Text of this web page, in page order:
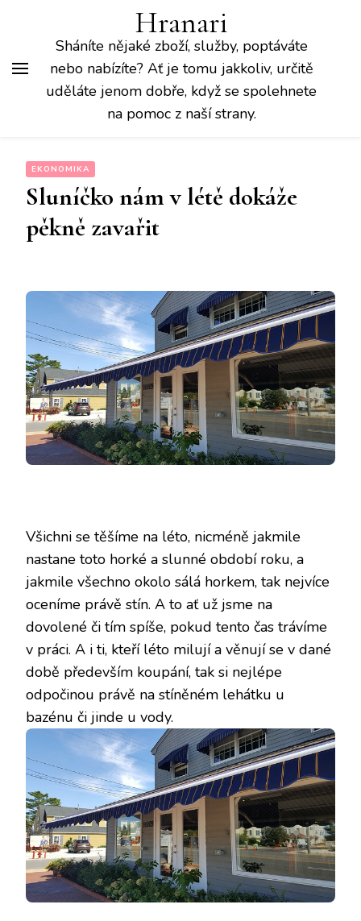
Hranari
Sháníte nějaké zboží, služby, poptáváte
nebo nabízíte? Ať je tomu jakkoliv, určitě
uděláte jenom dobře, když se spolehnete
na pomoc z naší strany.
EKONOMIKA
Sluníčko nám v létě dokáže
pěkně zavařit
Všichni se těšíme na léto, nicméně jakmile
nastane toto horké a slunné období roku, a
jakmile všechno okolo sálá horkem, tak nejvíce
oceníme právě stín. A to ať už jsme na
dovolené či tím spíše, pokud tento čas trávíme
v práci. A i ti, kteří léto milují a věnují se v dané
době především koupání, tak si nejlépe
odpočinou právě na stíněném lehátku u
bazénu či jinde u vody.